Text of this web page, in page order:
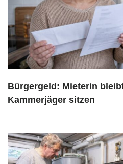
Bürgergeld: Mieterin
Kammerjäger sitzen